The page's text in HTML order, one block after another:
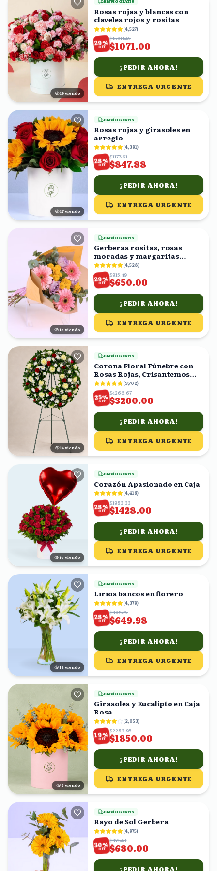
18 viendo
ENVÍO GRATIS
Rosas rojas y blancas con
claveles rojos y rositas
(4,527)
29%
OFF
$1508.45
$1071.00
¡PEDIR AHORA!
ENTREGA URGENTE
16 viendo
ENVÍO GRATIS
Rosas rojas y girasoles en
arreglo
(4,391)
28%
OFF
$1177.61
$847.88
¡PEDIR AHORA!
ENTREGA URGENTE
17 viendo
ENVÍO GRATIS
Gerberas rositas, rosas
moradas y margaritas
amarillas en ramo
(4,528)
29%
OFF
$915.49
$650.00
¡PEDIR AHORA!
ENTREGA URGENTE
15 viendo
ENVÍO GRATIS
Corona Floral Fúnebre con
Rosas Rojas, Crisantemos
Blancos y Amarillos
(3,702)
25%
OFF
$4266.67
$3200.00
¡PEDIR AHORA!
ENTREGA URGENTE
17 viendo
ENVÍO GRATIS
Corazón Apasionado en Caja
(4,416)
28%
OFF
$1983.33
$1428.00
¡PEDIR AHORA!
ENTREGA URGENTE
17 viendo
ENVÍO GRATIS
Lirios bancos en florero
(4,379)
28%
OFF
$902.75
$649.98
¡PEDIR AHORA!
ENTREGA URGENTE
4 viendo
ENVÍO GRATIS
Girasoles y Eucalipto en Caja
Rosa
(2,053)
19%
OFF
$2283.95
$1850.00
¡PEDIR AHORA!
ENTREGA URGENTE
ENVÍO GRATIS
Rayo de Sol Gerbera
(4,975)
30%
OFF
$971.43
$680.00
¡PEDIR AHORA!